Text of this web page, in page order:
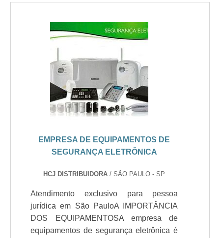
EMPRESA DE EQUIPAMENTOS DE
SEGURANÇA ELETRÔNICA
HCJ DISTRIBUIDORA/ SÃO PAULO - SP
Atendimento exclusivo para pessoa
jurídica em São PauloA IMPORTÂNCIA
DOS EQUIPAMENTOSA empresa de
equipamentos de segurança eletrônica é